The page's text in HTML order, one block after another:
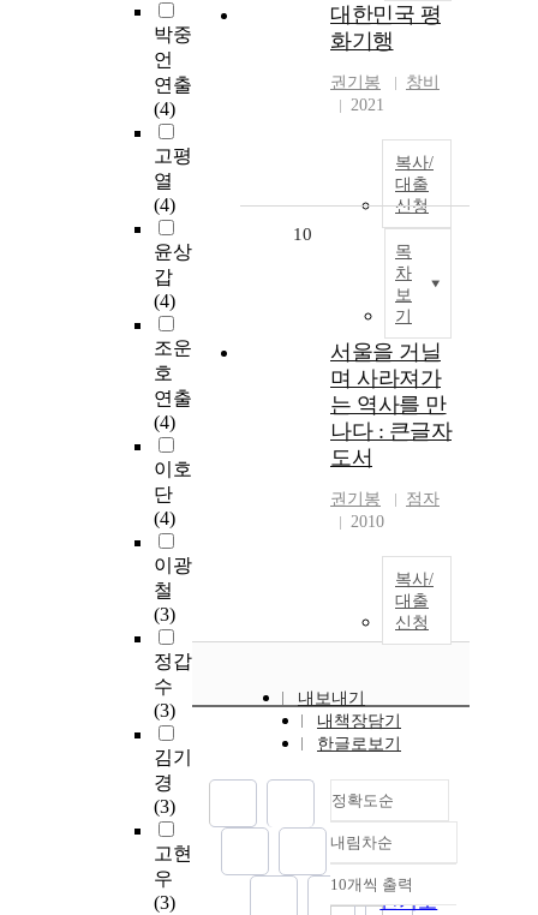
박중
언
연출
(4)
고평
열
(4)
윤상
갑
(4)
조운
호
연출
(4)
이호
단
(4)
이광
철
(3)
정갑
수
(3)
김기
경
(3)
고현
우
(3)
대한민국 평
화기행
권기봉
창비
2021
복사/
대출
신청
목
차
보
기
10
서울을 거닐
며 사라져가
는 역사를 만
나다 : 큰글자
도서
권기봉
점자
2010
복사/
대출
신청
내보내기
내책장담기
한글로보기
정확도순
정확도
순
인기도
내림차순
내림차순
10개씩 출력